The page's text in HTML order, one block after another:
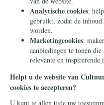
Periodiek
Nalaten
Zelf overschrijven